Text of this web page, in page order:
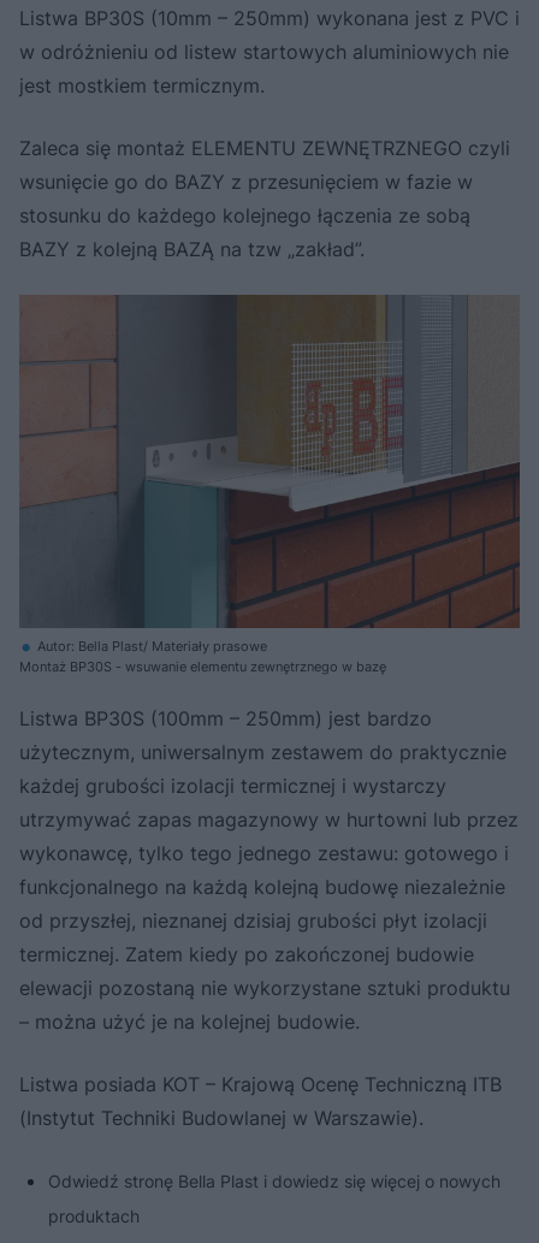
Listwa BP30S (10mm – 250mm) wykonana jest z PVC i
w odróżnieniu od listew startowych aluminiowych nie
jest mostkiem termicznym.
Zaleca się montaż ELEMENTU ZEWNĘTRZNEGO czyli
wsunięcie go do BAZY z przesunięciem w fazie w
stosunku do każdego kolejnego łączenia ze sobą
BAZY z kolejną BAZĄ na tzw „zakład”.
Autor: Bella Plast/ Materiały prasowe
Montaż BP30S - wsuwanie elementu zewnętrznego w bazę
Listwa BP30S (100mm – 250mm) jest bardzo
użytecznym, uniwersalnym zestawem do praktycznie
każdej grubości izolacji termicznej i wystarczy
utrzymywać zapas magazynowy w hurtowni lub przez
wykonawcę, tylko tego jednego zestawu: gotowego i
funkcjonalnego na każdą kolejną budowę niezależnie
od przyszłej, nieznanej dzisiaj grubości płyt izolacji
termicznej. Zatem kiedy po zakończonej budowie
elewacji pozostaną nie wykorzystane sztuki produktu
– można użyć je na kolejnej budowie.
Listwa posiada KOT – Krajową Ocenę Techniczną ITB
(Instytut Techniki Budowlanej w Warszawie).
Odwiedź stronę Bella Plast i dowiedz się więcej o nowych
produktach